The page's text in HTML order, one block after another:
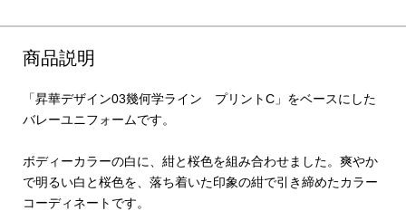
商品説明
「昇華デザイン03幾何学ライン プリントC」をベースにした
バレーユニフォームです。
ボディーカラーの白に、紺と桜色を組み合わせました。爽やか
で明るい白と桜色を、落ち着いた印象の紺で引き締めたカラー
コーディネートです。